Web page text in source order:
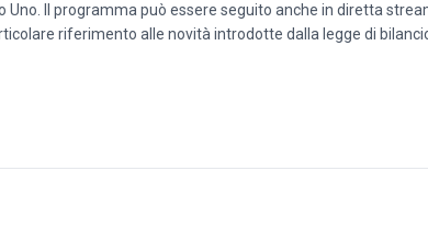
Uno. Il programma può essere seguito anche in diretta
riferimento alle novità introdotte dalla legge di